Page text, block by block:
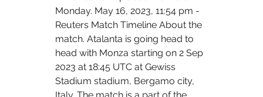
Monday. May 16, 2023, 11:54 pm -
Reuters Match Timeline About the
match. Atalanta is going head to
head with Monza starting on 2 Sep
2023 at 18:45 UTC at Gewiss
Stadium stadium, Bergamo city,